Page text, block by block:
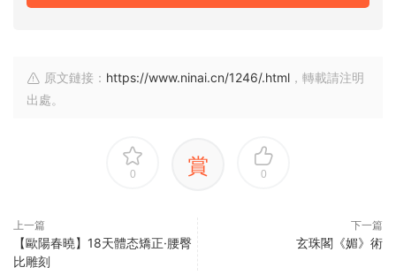
原文鏈接： https://www.ninai.cn/1246/.html ，轉載請注明
出處。
0 賞 0
上一篇
【歐陽春曉】18天體态矯正·腰臀
比雕刻
下一篇
玄珠閣《媚》術